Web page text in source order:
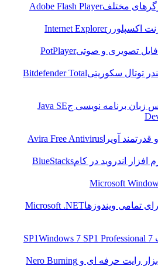
مختلفAdobe Flash Player
Internet Explorer
و صوتی PotPlayer
سکوریتیBitdefender Total
برنامه نویسی جJava SE
آویراAvira Free Antivirus
اندروید در کامBlueStacks
ویندوزهاMicrosoft .NET
Windows 7 SP1
Nero Burning